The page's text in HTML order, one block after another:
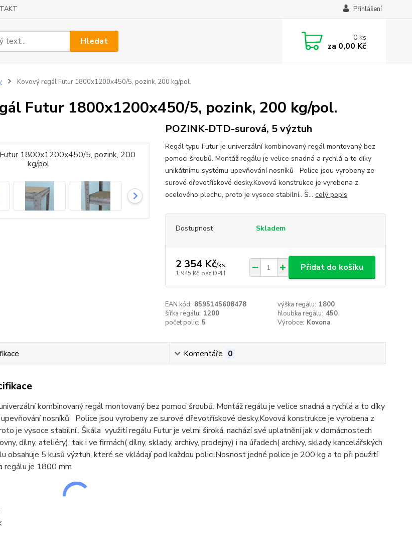
Přihlášení
Hledat 0ks
za 0,00 Kč
Kovový regál Futur 1800x1200x450/5, pozink, 200 kg/pol.
Futur 1800x1200x450/5, pozink, 200 kg/pol.
POZINK-DTD-surová, 5 výztuh
Regál typu Futur je univerzální kombinovaný regál montovaný bez
pomoci šroubů. Montáž regálu je velice snadná a rychlá a to díky
unikátnímu systému upevňování nosníků Police jsou vyrobeny ze
surové dřevotřískové desky.Kovová konstrukce je vyrobena z
ocelového plechu, proto je vysoce stabilní.. Š... celý popis
Dostupnost Skladem
2 354 Kč/ks
1 945 Kč bez DPH
Přidat do košíku
EAN kód: 8595145608478 výška regálu: 1800
šířka regálu: 1200 hloubka regálu: 450
počet polic: 5 Výrobce: Kovona
Komentáře 0
kombinovaný regál montovaný bez pomoci šroubů. Montáž regálu je velice snadná a rychlá a to díky
nosníků Police jsou vyrobeny ze surové dřevotřískové desky.Kovová konstrukce je vyrobena z
je vysoce stabilní.. Škála využití regálu Futur je velmi široká, nachází své uplatnění jak v domácnostech
dílny, ateliéry), tak i ve firmách( dílny, sklady, archivy, prodejny) i na úřadech( archivy, sklady kancelářských
obsahuje 5 kusů výztuh, které se vkládají pod každou polici.Nosnost jedné police je 200 kg a to při použití
regálu je 1800 mm